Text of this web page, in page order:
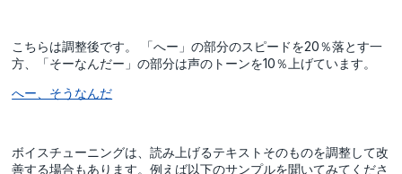
こちらは調整後です。 「へー」の部分のスピードを20％落とす一
方、「そーなんだー」の部分は声のトーンを10％上げています。
へー、そうなんだ
ボイスチューニングは、読み上げるテキストそのものを調整して改
善する場合もあります。例えば以下のサンプルを聞いてみてくださ